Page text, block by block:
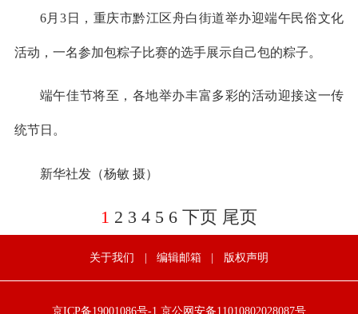
6月3日，重庆市黔江区舟白街道举办迎端午民俗文化
活动，一名参加包粽子比赛的选手展示自己包的粽子。
端午佳节将至，各地举办丰富多彩的活动迎接这一传
统节日。
新华社发（杨敏 摄）
1 2 3 4 5 6 下页 尾页
关于我们 | 编辑邮箱 | 版权声明
京ICP备19001086号-1 京公网安备11010802028087号